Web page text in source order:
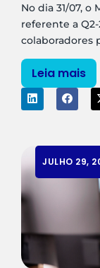
No dia 31/07, o
referente a
colaboradores
Leia mais
JULHO 29,